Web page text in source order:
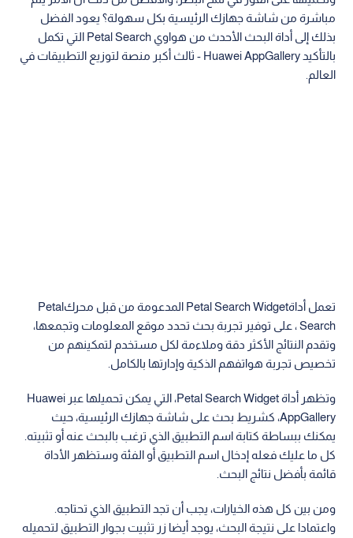
مباشرة من شاشة جهازك الرئيسية بكل سهولة؟ يعود الفضل
بذلك إلى أداة البحث الأحدث من هواوي Petal Search التي تكمل
بالتأكيد Huawei AppGallery - ثالث أكبر منصة لتوزيع التطبيقات في
العالم.
تعمل أداةPetal Search Widget المدعومة من قبل محركPetal
Search ، على توفير تجربة بحث تحدد موقع المعلومات وتجمعها،
وتقدم النتائج الأكثر دقة وملاءمة لكل مستخدم لتمكينهم من
تخصيص تجربة هواتفهم الذكية وإدارتها بالكامل.
وتظهر أداة Petal Search Widget، التي يمكن تحميلها عبر Huawei
AppGallery، كشريط بحث على شاشة جهازك الرئيسية، حيث
يمكنك ببساطة كتابة اسم التطبيق الذي ترغب بالبحث عنه أو تثبيته.
كل ما عليك فعله إدخال اسم التطبيق أو الفئة وستظهر الأداة
قائمة بأفضل نتائج البحث.
ومن بين كل هذه الخيارات، يجب أن تجد التطبيق الذي تحتاجه.
واعتمادا على نتيجة البحث، يوجد أيضا زر تثبيت بجوار التطبيق لتحميله